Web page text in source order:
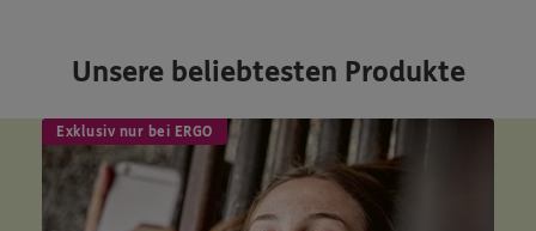
Unsere beliebtesten Produkte
Exklusiv nur bei ERGO